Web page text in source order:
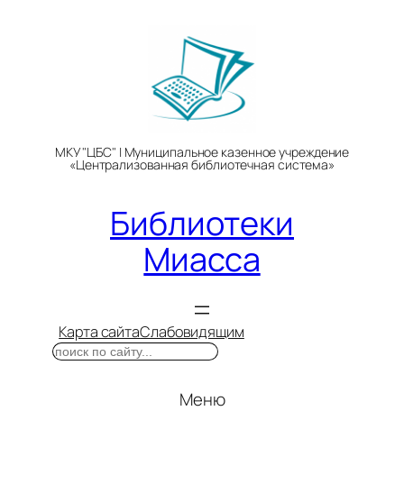
МКУ "ЦБС" | Муниципальное казенное учреждение
«Централизованная библиотечная система»
Библиотеки
Миасса
Карта сайтаСлабовидящим
Поиск
Меню